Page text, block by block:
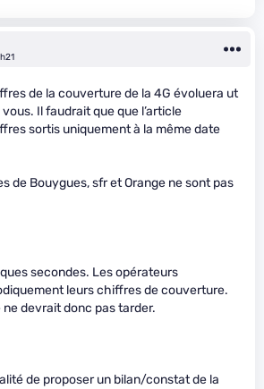
de la couverture de la 4G évoluera ut
Il faudrait que que l’article
sortis uniquement à la même date
de Bouygues, sfr et Orange ne sont pas
secondes. Les opérateurs
leurs chiffres de couverture.
ne devrait donc pas tarder.
de proposer un bilan/constat de la